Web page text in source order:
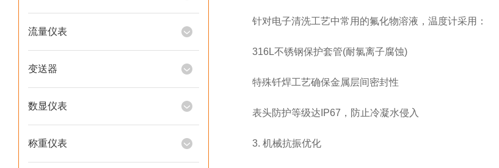
流量仪表
变送器
数显仪表
称重仪表
针对电子清洗工艺中常用的氟化物溶液，温度计采用：
316L不锈钢保护套管(耐氯离子腐蚀)
特殊钎焊工艺确保金属层间密封性
表头防护等级达IP67，防止冷凝水侵入
3. 机械抗振优化